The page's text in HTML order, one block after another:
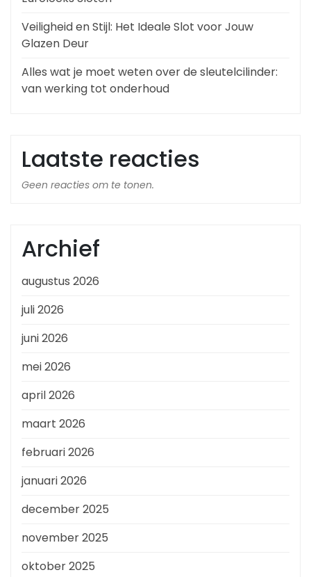
Veiligheid en Stijl: Het Ideale Slot voor Jouw
Glazen Deur
Alles wat je moet weten over de sleutelcilinder:
van werking tot onderhoud
Laatste reacties
Geen reacties om te tonen.
Archief
augustus 2026
juli 2026
juni 2026
mei 2026
april 2026
maart 2026
februari 2026
januari 2026
december 2025
november 2025
oktober 2025